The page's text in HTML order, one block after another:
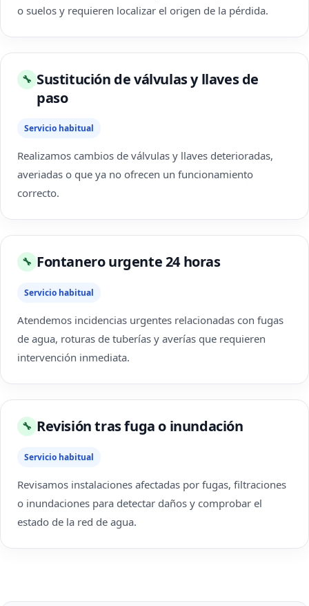
o suelos y requieren localizar el origen de la pérdida.
🔧 Sustitución de válvulas y llaves de
paso
Servicio habitual
Realizamos cambios de válvulas y llaves deterioradas,
averiadas o que ya no ofrecen un funcionamiento
correcto.
🔧 Fontanero urgente 24 horas
Servicio habitual
Atendemos incidencias urgentes relacionadas con fugas
de agua, roturas de tuberías y averías que requieren
intervención inmediata.
🔧 Revisión tras fuga o inundación
Servicio habitual
Revisamos instalaciones afectadas por fugas, filtraciones
o inundaciones para detectar daños y comprobar el
estado de la red de agua.